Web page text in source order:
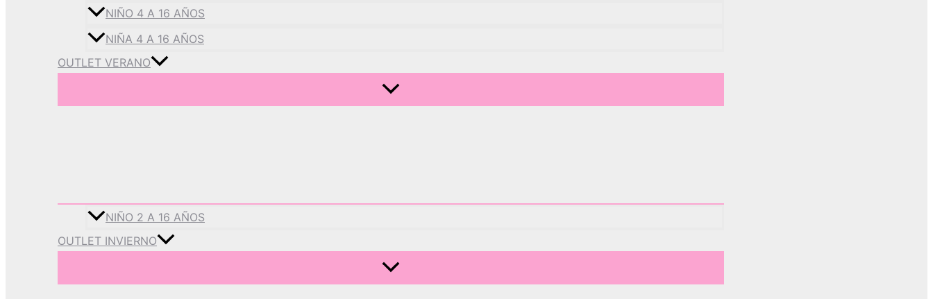
NIÑO 4 A 16 AÑOS
NIÑA 4 A 16 AÑOS
OUTLET VERANO
NIÑO 2 A 16 AÑOS
OUTLET INVIERNO